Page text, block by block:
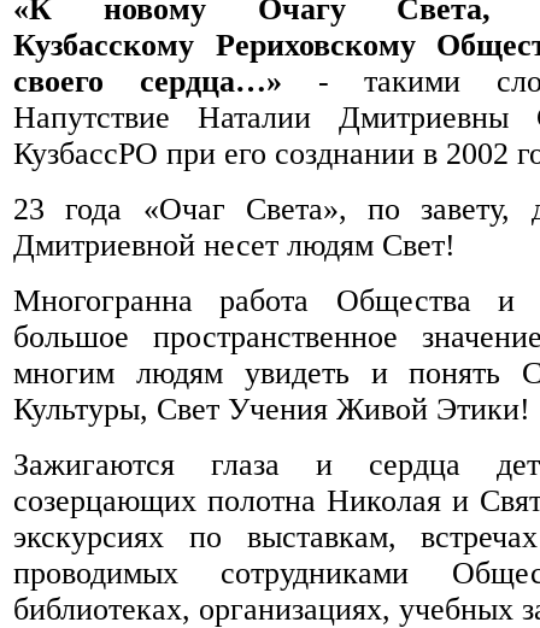
«К новому Очагу Света,
Кузбасскому Рериховскому
своего сердца…» - такими
Напутствие Наталии Дмитриевны
КузбассРО при его созднании в 2002
23 года «Очаг Света», по завету,
Дмитриевной несет людям Свет!
Многогранна работа Общества и
большое пространственное
многим людям увидеть и понять
Культуры, Свет Учения Живой Этики!
Зажигаются глаза и сердца
созерцающих полотна Николая и
экскурсиях по выставкам,
проводимых сотрудниками
библиотеках, организациях, учебных